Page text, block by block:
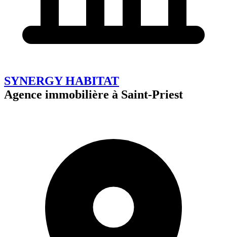
SYNERGY HABITAT
Agence immobilière à Saint-Priest